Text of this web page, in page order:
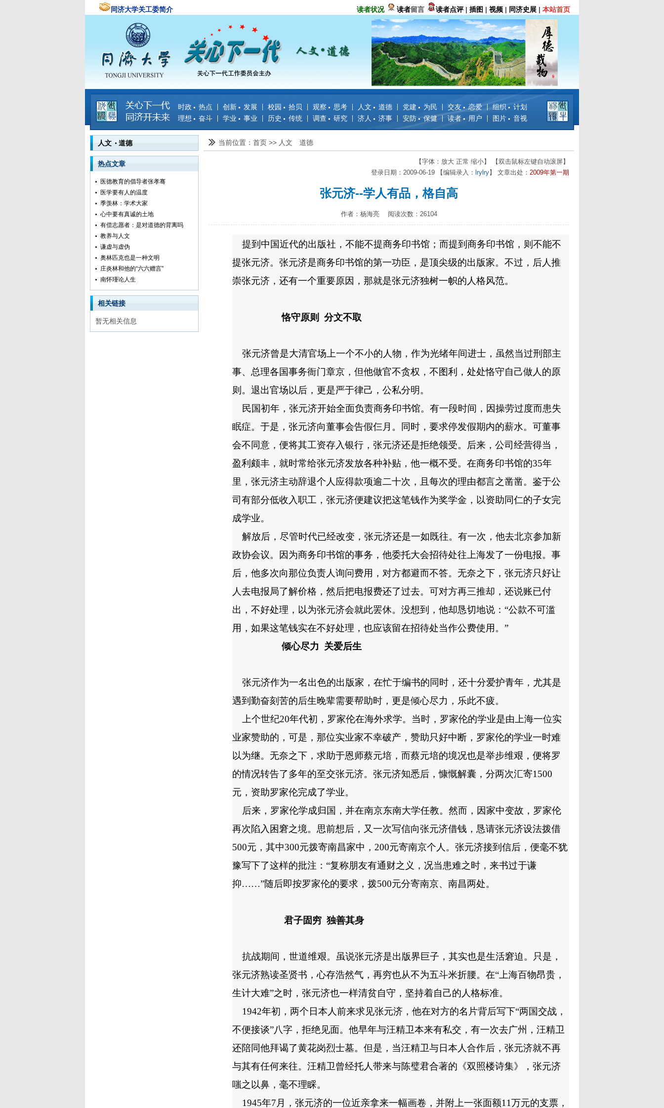
同济大学关工委简介 读者状况 读者留言 读者点评 | 插图 | 视频 | 同济史展 | 本站首页
时政 热点 创新 发展 校园 拾贝 观察 思考 人文 道德 党建 为民 交友 恋爱
组织 计划
理想 奋斗
学业 事业 历史 传统 调查 研究 济人 济事 安防 保健 读者 用户 图片 音视
人文 道德
热点文章
医德教育的倡导者张孝骞
医学要有人的温度
季羡林：学术大家
心中要有真诚的土地
有偿志愿者：是对道德的背离吗
教养与人文
谦虚与虚伪
奥林匹克也是一种文明
庄炎林和他的“六六赠言”
南怀瑾论人生
相关链接
暂无相关信息
当前位置：首页 >> 人文 道德
【字体： 放大 正常 缩小】 【双击鼠标左键自动滚屏】
登录日期：2009-06-19 【编辑录入： lrylry】 文章出处： 2009年第一期
张元济--学人有品，格自高
作者：杨海亮 阅读次数：26104
提到中国近代的出版社，不能不提商务印书馆；而提到商务印书馆，则不能不
提张元济。张元济是商务印书馆的第一功臣，是顶尖级的出版家。不过，后人推
崇张元济，还有一个重要原因，那就是张元济独树一帜的人格风范。
恪守原则 分文不取
张元济曾是大清官场上一个不小的人物，作为光绪年间进士，虽然当过刑部主
事、总理各国事务衙门章京，但他做官不贪权，不图利，处处恪守自己做人的原
则。退出官场以后，更是严于律己，公私分明。
民国初年，张元济开始全面负责商务印书馆。有一段时间，因操劳过度而患失
眠症。于是，张元济向董事会告假仨月。同时，要求停发假期内的薪水。可董事
会不同意，便将其工资存入银行，张元济还是拒绝领受。后来，公司经营得当，
盈利颇丰，就时常给张元济发放各种补贴，他一概不受。在商务印书馆的35年
里，张元济主动辞退个人应得款项逾二十次，且每次的理由都言之凿凿。鉴于公
司有部分低收入职工，张元济便建议把这笔钱作为奖学金，以资助同仁的子女完
成学业。
解放后，尽管时代已经改变，张元济还是一如既往。有一次，他去北京参加新
政协会议。因为商务印书馆的事务，他委托大会招待处往上海发了一份电报。事
后，他多次向那位负责人询问费用，对方都避而不答。无奈之下，张元济只好让
人去电报局了解价格，然后把电报费还了过去。可对方再三推却，还说账已付
出，不好处理，以为张元济会就此罢休。没想到，他却恳切地说： “公款不可滥
用，如果这笔钱实在不好处理，也应该留在招待处当作公费使用。 ”
倾心尽力
关爱后生
张元济作为一名出色的出版家，在忙于编书的同时，还十分爱护青年，尤其是
遇到勤奋刻苦的后生晚辈需要帮助时，更是倾心尽力，乐此不疲。
上个世纪20年代初，罗家伦在海外求学。当时，罗家伦的学业是由上海一位实
业家赞助的，可是，那位实业家不幸破产，赞助只好中断，罗家伦的学业一时难
以为继。无奈之下，求助于恩师蔡元培，而蔡元培的境况也是举步维艰，便将罗
的情况转告了多年的至交张元济。张元济知悉后，慷慨解囊，分两次汇寄1500
元，资助罗家伦完成了学业。
后来，罗家伦学成归国，并在南京东南大学任教。然而，因家中变故，罗家伦
再次陷入困窘之境。思前想后，又一次写信向张元济借钱，恳请张元济设法拨借
500元，其中300元拨寄南昌家中， 200元寄南京个人。张元济接到信后，便毫不犹
豫写下了这样的批注： “复称朋友有通财之义，况当患难之时，来书过于谦
抑……”随后即按罗家伦的要求，拨500元分寄南京、南昌两处。
君子固穷 独善其身
抗战期间，世道维艰。虽说张元济是出版界巨子，其实也是生活窘迫。只是，
张元济熟读圣贤书，心存浩然气，再穷也从不为五斗米折腰。在“ 上海百物昂贵，
生计大难”之时，张元济也一样清贫自守，坚持着自己的人格标准。
1942年初，两个日本人前来求见张元济，他在对方的名片背后写下“两国交战，
不便接谈”八字，拒绝见面。他早年与汪精卫本来有私交，有一次去广州，汪精卫
还陪同他拜谒了黄花岗烈士墓。但是，当汪精卫与日本人合作后，张元济就不再
与其有任何来往。汪精卫曾经托人带来与陈璧君合著的《双照楼诗集》，张元济
嗤之以鼻，毫不理睬。
1945年7 月，张元济的一位近亲拿来一幅画卷，并附上一张面额11万元的支票，